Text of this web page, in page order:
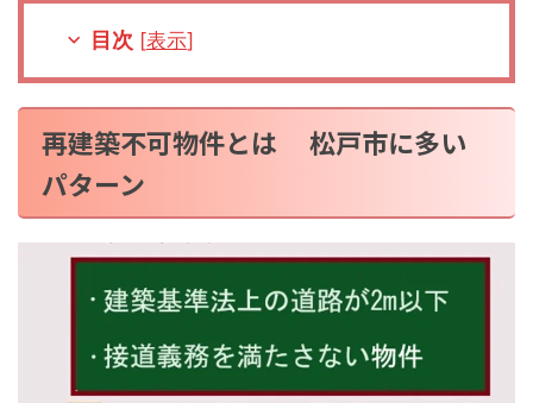
目次 [表示]
再建築不可物件とは 松戸市に多い
パターン